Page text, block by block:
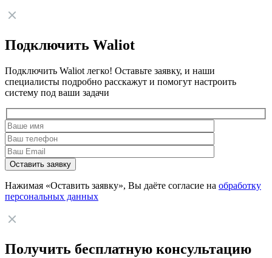
Подключить Waliot
Подключить Waliot легко! Оставьте заявку, и наши
специалисты подробно расскажут и помогут настроить
систему под ваши задачи
Нажимая «Оставить заявку», Вы даёте согласие на обработку
персональных данных
Получить бесплатную консультацию